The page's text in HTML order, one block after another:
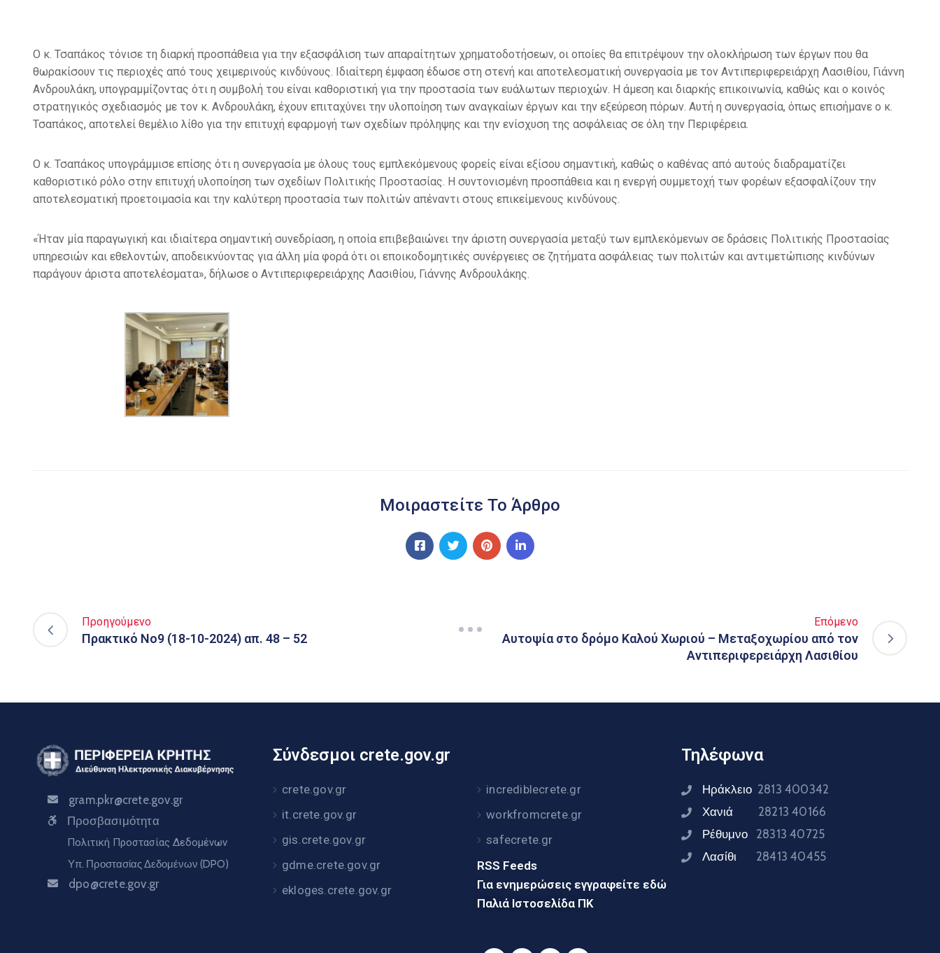
Ο κ. Τσαπάκος τόνισε τη διαρκή προσπάθεια για την εξασφάλιση των απαραίτητων χρηματοδοτήσεων, οι οποίες θα επιτρέψουν την ολοκλήρωση των έργων που θα
θωρακίσουν τις περιοχές από τους χειμερινούς κινδύνους. Ιδιαίτερη έμφαση έδωσε στη στενή και αποτελεσματική συνεργασία με τον Αντιπεριφερειάρχη Λασιθίου, Γιάννη
Ανδρουλάκη, υπογραμμίζοντας ότι η συμβολή του είναι καθοριστική για την προστασία των ευάλωτων περιοχών. Η άμεση και διαρκής επικοινωνία, καθώς και ο κοινός
στρατηγικός σχεδιασμός με τον κ. Ανδρουλάκη, έχουν επιταχύνει την υλοποίηση των αναγκαίων έργων και την εξεύρεση πόρων. Αυτή η συνεργασία, όπως επισήμανε ο κ.
Τσαπάκος, αποτελεί θεμέλιο λίθο για την επιτυχή εφαρμογή των σχεδίων πρόληψης και την ενίσχυση της ασφάλειας σε όλη την Περιφέρεια.
Ο κ. Τσαπάκος υπογράμμισε επίσης ότι η συνεργασία με όλους τους εμπλεκόμενους φορείς είναι εξίσου σημαντική, καθώς ο καθένας από αυτούς διαδραματίζει
καθοριστικό ρόλο στην επιτυχή υλοποίηση των σχεδίων Πολιτικής Προστασίας. Η συντονισμένη προσπάθεια και η ενεργή συμμετοχή των φορέων εξασφαλίζουν την
αποτελεσματική προετοιμασία και την καλύτερη προστασία των πολιτών απέναντι στους επικείμενους κινδύνους.
«Ήταν μία παραγωγική και ιδιαίτερα σημαντική συνεδρίαση, η οποία επιβεβαιώνει την άριστη συνεργασία μεταξύ των εμπλεκόμενων σε δράσεις Πολιτικής Προστασίας
υπηρεσιών και εθελοντών, αποδεικνύοντας για άλλη μία φορά ότι οι εποικοδομητικές συνέργειες σε ζητήματα ασφάλειας των πολιτών και αντιμετώπισης κινδύνων
παράγουν άριστα αποτελέσματα», δήλωσε ο Αντιπεριφερειάρχης Λασιθίου, Γιάννης Ανδρουλάκης.
Μοιραστείτε Το Άρθρο
Προηγούμενο
Πρακτικό Νο9 (18-10-2024) απ. 48 – 52
Επόμενο
Αυτοψία στο δρόμο Καλού Χωριού – Μεταξοχωρίου από τον
Αντιπεριφερειάρχη Λασιθίου
gram.pkr@crete.gov.gr
Προσβασιμότητα
Πολιτική Προστασίας Δεδομένων
Υπ. Προστασίας Δεδομένων (DPO)
dpo@crete.gov.gr
Σύνδεσμοι crete.gov.gr
crete.gov.gr
it.crete.gov.gr
gis.crete.gov.gr
gdme.crete.gov.gr
ekloges.crete.gov.gr
incrediblecrete.gr
workfromcrete.gr
safecrete.gr
RSS Feeds
Για ενημερώσεις εγγραφείτε εδώ
Παλιά Ιστοσελίδα ΠΚ
Τηλέφωνα
Ηράκλειο 2813 400342
Χανιά 28213 40166
Ρέθυμνο 28313 40725
Λασίθι 28413 40455